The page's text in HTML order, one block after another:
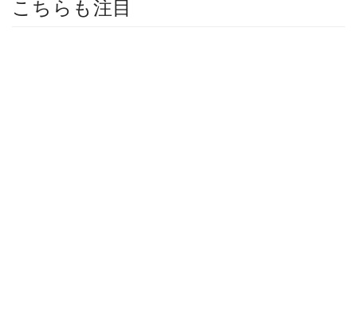
こちらも注目